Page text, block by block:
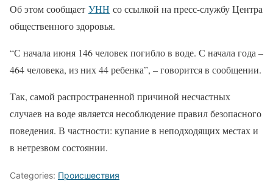
Об этом сообщает УНН со ссылкой на пресс-службу Центра
общественного здоровья.
“С начала июня 146 человек погибло в воде. С начала года –
464 человека, из них 44 ребенка”, – говорится в сообщении.
Так, самой распространенной причиной несчастных
случаев на воде является несоблюдение правил безопасного
поведения. В частности: купание в неподходящих местах и
в нетрезвом состоянии.
Categories: Происшествия